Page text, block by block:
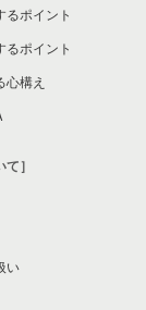
覧
るポイント
るポイント
心構え
］
い